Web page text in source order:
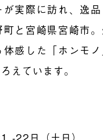
実際に訪れ、逸
町と宮崎県宮崎市
感した「ホンモ
えています。